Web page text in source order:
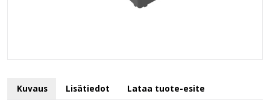
Kuvaus Lisätiedot Lataa tuote-esite